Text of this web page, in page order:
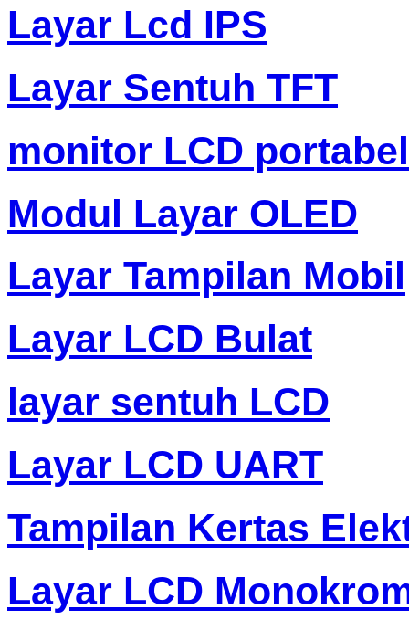
Layar Lcd IPS
Layar Sentuh TFT
monitor LCD portabel
Modul Layar OLED
Layar Tampilan Mobil
Layar LCD Bulat
layar sentuh LCD
Layar LCD UART
Tampilan Kertas
Layar LCD